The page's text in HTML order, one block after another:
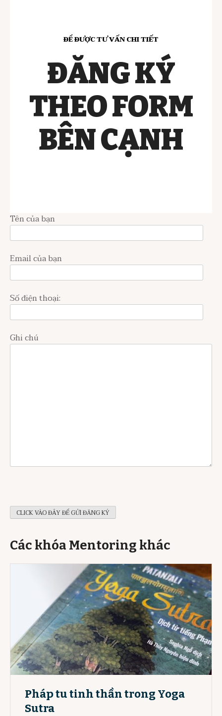
ĐỂ ĐƯỢC TƯ VẤN CHI TIẾT
ĐĂNG KÝ
THEO FORM
BÊN CẠNH
Tên của bạn
Email của bạn
Số điện thoại:
Ghi chú
Các khóa Mentoring khác
Pháp tu tinh thần trong Yoga
Sutra